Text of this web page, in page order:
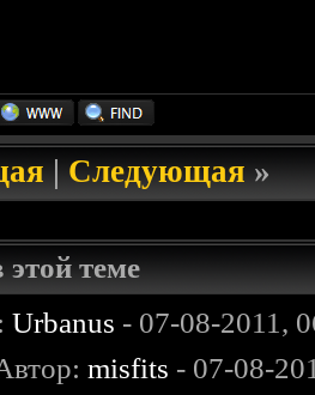
|Следующая»
теме
Urbanus - 07-08-2011,
misfits - 07-08-